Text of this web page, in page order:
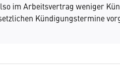
im Arbeitsvertrag weniger
Kündigungstermine